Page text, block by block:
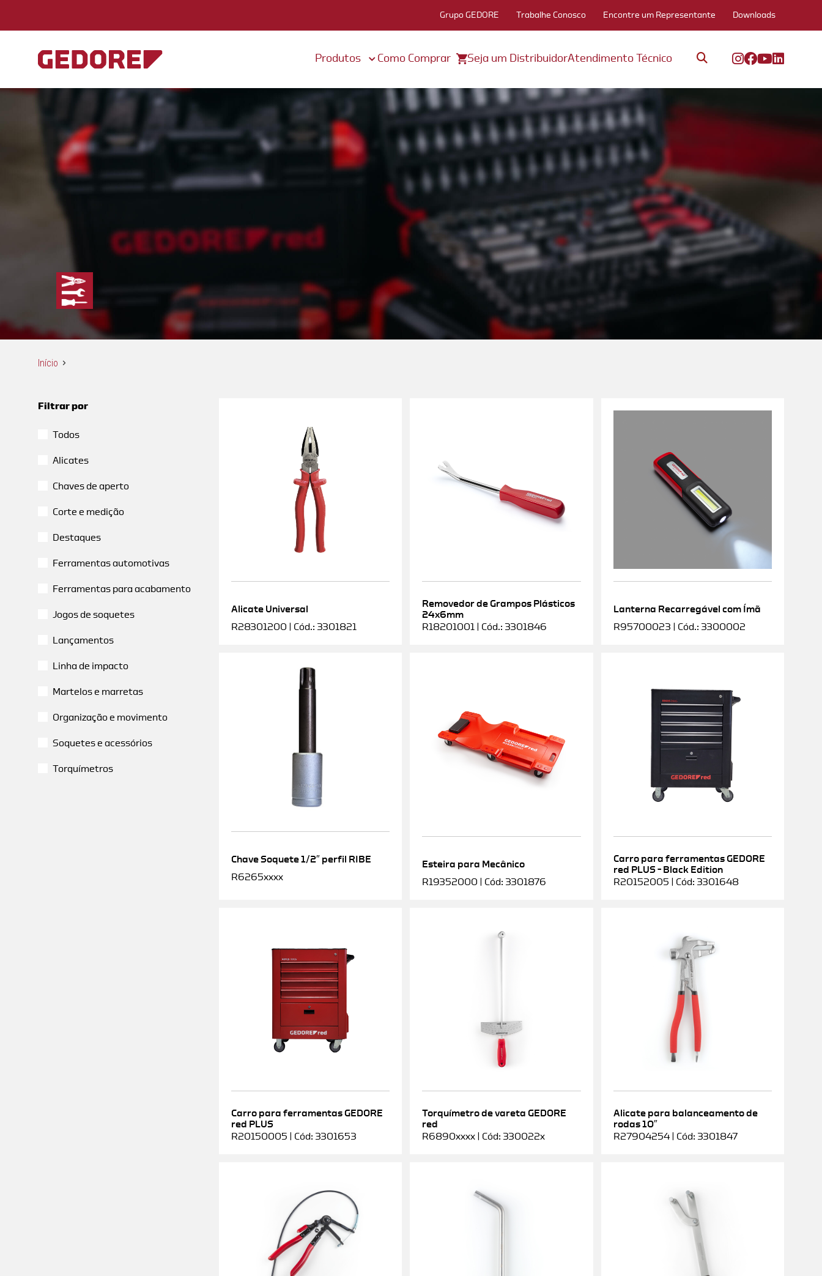
Grupo GEDORE Trabalhe Conosco Encontre um Representante Downloads
Produtos Como Comprar Seja um DistribuidorAtendimento Técnico
Início
Filtrar por
Todos
Alicates
Chaves de aperto
Corte e medição
Destaques
Ferramentas automotivas
Ferramentas para acabamento
Jogos de soquetes
Lançamentos
Linha de impacto
Martelos e marretas
Organização e movimento
Soquetes e acessórios
Torquímetros
Alicate Universal
R28301200 | Cód.: 3301821
Removedor de Grampos Plásticos
24x6mm
R18201001 | Cód.: 3301846
Lanterna Recarregável com Ímã
R95700023 | Cód.: 3300002
Chave Soquete 1/2″ perfil RIBE
R6265xxxx
Esteira para Mecânico
R19352000 | Cód: 3301876
Carro para ferramentas GEDORE
red PLUS – Black Edition
R20152005 | Cód: 3301648
Carro para ferramentas GEDORE
red PLUS
R20150005 | Cód: 3301653
Torquímetro de vareta GEDORE
red
R6890xxxx | Cód: 330022x
Alicate para balanceamento de
rodas 10″
R27904254 | Cód: 3301847